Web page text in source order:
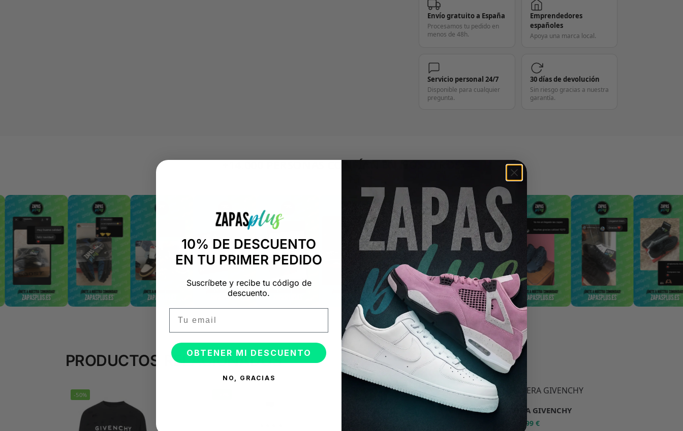
Envío gratuito a España
Procesamos tu pedido en
menos de 48h.
Emprendedores
españoles
Apoya una marca local.
Servicio personal 24/7
Disponible para cualquier
pregunta.
30 días de devolución
Sin riesgo gracias a nuestra
garantía.
+14.000 PERSONAS CONFÍAN EN NOSOTROS
PRODUCTOS RELACIONADOS
-50%
SUDADERA GIVENCHY
39,99€
10% DE DESCUENTO
EN TU PRIMER PEDIDO
Suscríbete y recibe tu código de
descuento.
OBTENER MI DESCUENTO
NO, GRACIAS